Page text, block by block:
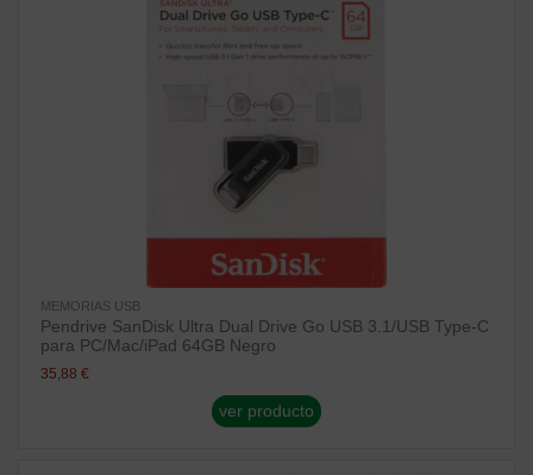
MEMORIAS USB
Pendrive SanDisk Ultra Dual Drive Go USB 3.1/USB Type-C
para PC/Mac/iPad 64GB Negro
35,88 €
ver producto